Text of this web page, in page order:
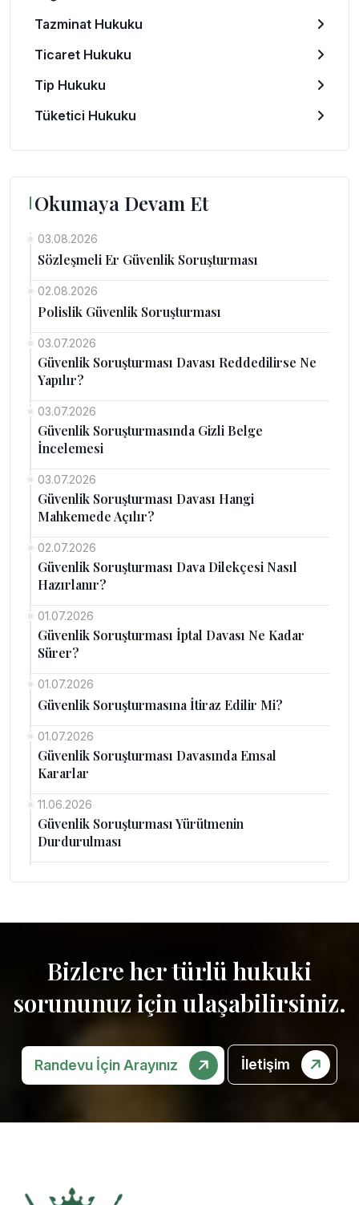
Tazminat Hukuku
Ticaret Hukuku
Tip Hukuku
Tüketici Hukuku
Okumaya Devam Et
03.08.2026
Sözleşmeli Er Güvenlik Soruşturması
02.08.2026
Polislik Güvenlik Soruşturması
03.07.2026
Güvenlik Soruşturması Davası Reddedilirse Ne
Yapılır?
03.07.2026
Güvenlik Soruşturmasında Gizli Belge
İncelemesi
03.07.2026
Güvenlik Soruşturması Davası Hangi
Mahkemede Açılır?
02.07.2026
Güvenlik Soruşturması Dava Dilekçesi Nasıl
Hazırlanır?
01.07.2026
Güvenlik Soruşturması İptal Davası Ne Kadar
Sürer?
01.07.2026
Güvenlik Soruşturmasına İtiraz Edilir Mi?
01.07.2026
Güvenlik Soruşturması Davasında Emsal
Kararlar
11.06.2026
Güvenlik Soruşturması Yürütmenin
Durdurulması
Bizlere her türlü hukuki
sorununuz için ulaşabilirsiniz.
Randevu İçin Arayınız İletişim